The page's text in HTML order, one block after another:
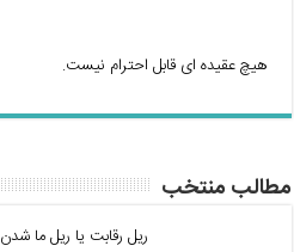
هیچ عقیده ای قابل احترام نیست.
مطالب منتخب
ریل رقابت یا ریل ما شدن